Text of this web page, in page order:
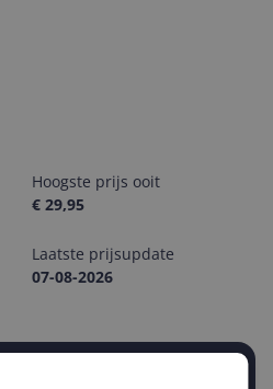
Hoogste prijs ooit
€ 29,95
Laatste prijsupdate
07-08-2026